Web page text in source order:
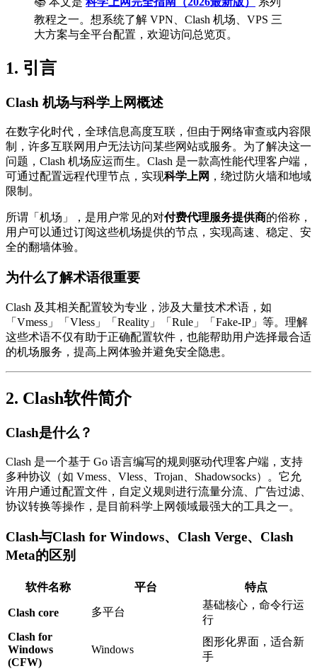
教程之一。想系统了解 VPN、Clash 机场、VPS 三
大方案与全平台配置，欢迎访问总览页。
1. 引言
Clash 机场与科学上网概述
在数字化时代，全球信息高度互联，但由于网络审查或内容限
制，许多互联网用户无法访问某些网站或服务。为了解决这一
问题，Clash 机场应运而生。Clash 是一款高性能代理客户端，
可通过配置远程代理节点，实现科学上网 ，绕过防火墙和地域
限制。
所谓「机场」，是用户常见的对付费代理服务提供商的俗称，
用户可以通过订阅这些机场提供的节点，实现高速、稳定、安
全的翻墙体验。
为什么了解术语很重要
Clash 及其相关配置较为专业，涉及大量技术术语，如
「Vmess」「Vless」「Reality」「Rule」「Fake-IP」等。理解
这些术语不仅有助于正确配置软件，也能帮助用户选择最合适
的机场服务，提高上网体验并避免安全隐患。
2. Clash软件简介
Clash是什么？
Clash 是一个基于 Go 语言编写的规则驱动代理客户端，支持
多种协议（如 Vmess、Vless、Trojan、Shadowsocks）。它允
许用户通过配置文件，自定义规则进行流量分流、广告过滤、
协议转换等操作，是目前科学上网领域最强大的工具之一。
Clash与Clash for Windows、Clash Verge、Clash
Meta的区别
软件名称 平台 特点
Clash core 多平台
基础核心，命令行运
行
Clash for
Windows
(CFW)
Windows
图形化界面，适合新
手